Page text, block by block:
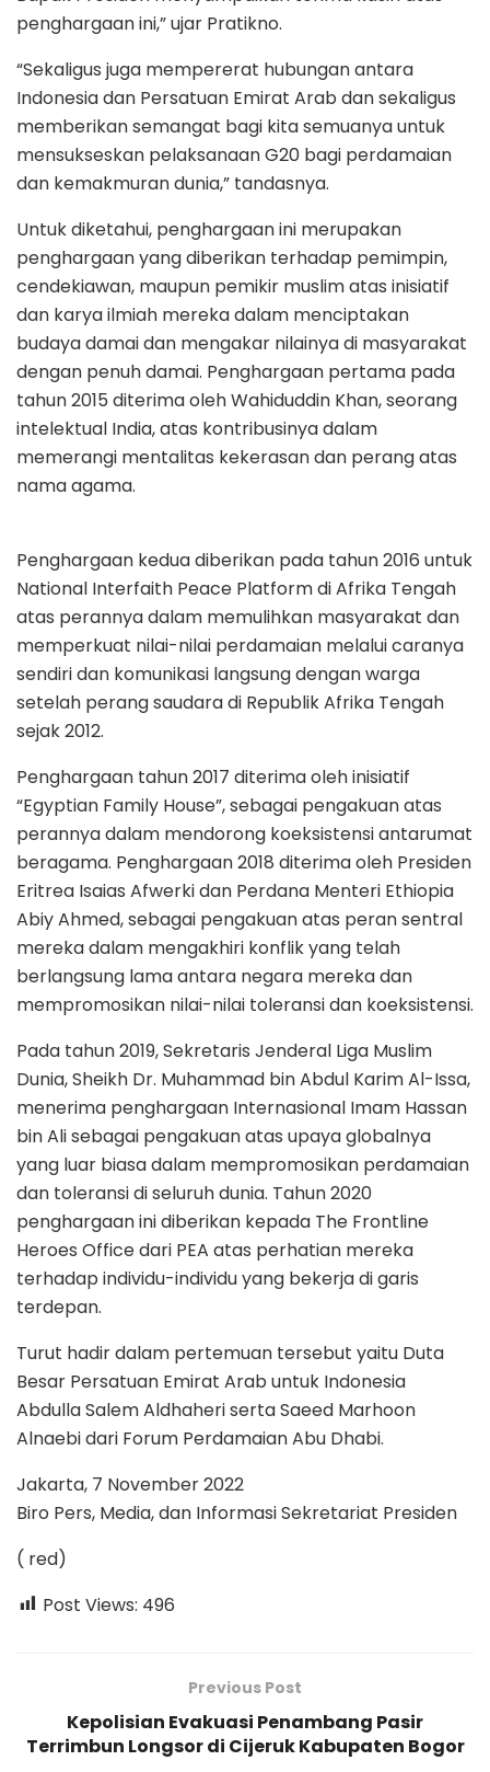
penghargaan ini,” ujar Pratikno.
“Sekaligus juga mempererat hubungan antara
Indonesia dan Persatuan Emirat Arab dan sekaligus
memberikan semangat bagi kita semuanya untuk
mensukseskan pelaksanaan G20 bagi perdamaian
dan kemakmuran dunia,” tandasnya.
Untuk diketahui, penghargaan ini merupakan
penghargaan yang diberikan terhadap pemimpin,
cendekiawan, maupun pemikir muslim atas inisiatif
dan karya ilmiah mereka dalam menciptakan
budaya damai dan mengakar nilainya di masyarakat
dengan penuh damai. Penghargaan pertama pada
tahun 2015 diterima oleh Wahiduddin Khan, seorang
intelektual India, atas kontribusinya dalam
memerangi mentalitas kekerasan dan perang atas
nama agama.
Penghargaan kedua diberikan pada tahun 2016 untuk
National Interfaith Peace Platform di Afrika Tengah
atas perannya dalam memulihkan masyarakat dan
memperkuat nilai-nilai perdamaian melalui caranya
sendiri dan komunikasi langsung dengan warga
setelah perang saudara di Republik Afrika Tengah
sejak 2012.
Penghargaan tahun 2017 diterima oleh inisiatif
“Egyptian Family House”, sebagai pengakuan atas
perannya dalam mendorong koeksistensi antarumat
beragama. Penghargaan 2018 diterima oleh Presiden
Eritrea Isaias Afwerki dan Perdana Menteri Ethiopia
Abiy Ahmed, sebagai pengakuan atas peran sentral
mereka dalam mengakhiri konflik yang telah
berlangsung lama antara negara mereka dan
mempromosikan nilai-nilai toleransi dan koeksistensi.
Pada tahun 2019, Sekretaris Jenderal Liga Muslim
Dunia, Sheikh Dr. Muhammad bin Abdul Karim Al-Issa,
menerima penghargaan Internasional Imam Hassan
bin Ali sebagai pengakuan atas upaya globalnya
yang luar biasa dalam mempromosikan perdamaian
dan toleransi di seluruh dunia. Tahun 2020
penghargaan ini diberikan kepada The Frontline
Heroes Office dari PEA atas perhatian mereka
terhadap individu-individu yang bekerja di garis
terdepan.
Turut hadir dalam pertemuan tersebut yaitu Duta
Besar Persatuan Emirat Arab untuk Indonesia
Abdulla Salem Aldhaheri serta Saeed Marhoon
Alnaebi dari Forum Perdamaian Abu Dhabi.
Jakarta, 7 November 2022
Biro Pers, Media, dan Informasi Sekretariat Presiden
( red)
Post Views: 496
Previous Post
Kepolisian Evakuasi Penambang Pasir
Terrimbun Longsor di Cijeruk Kabupaten Bogor